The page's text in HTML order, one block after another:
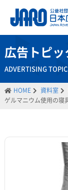
広告トピッ
ADVERTISING TOPIC
HOME 資料室
ゲルマニウム使用の寝